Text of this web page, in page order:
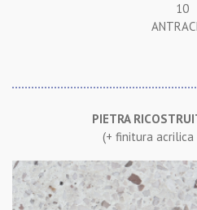
10
PIETRA
(+ finitura